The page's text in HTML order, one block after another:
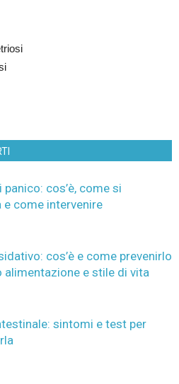
cos’è, come si
come intervenire
cos’è e come prevenirlo
alimentazione e stile di vita
sintomi e test per